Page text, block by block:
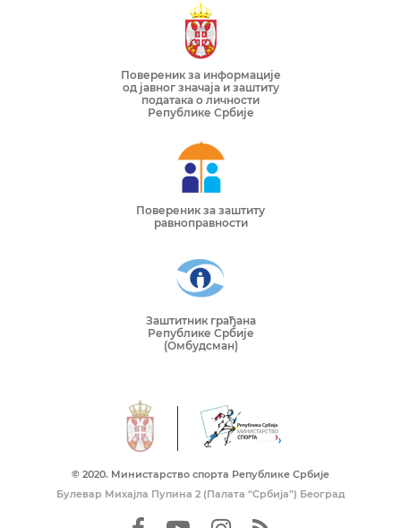
Повереник за информације
од јавног значаја и заштиту
података о личности
Републике Србије
Повереник за заштиту
равноправности
Заштитник грађана
Републике Србије
(Омбудсман)
© 2020. Mинистарство спорта Републике Србије
Булевар Михајла Пупина 2 (Палата “Србија”) Београд